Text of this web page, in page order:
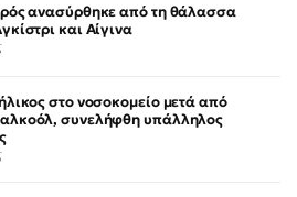
ανασύρθηκε από τη θάλασσα
και Αίγινα
στο νοσοκομείο μετά από
συνελήφθη υπάλληλος